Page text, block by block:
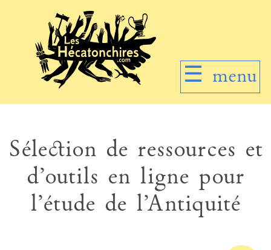
☰ menu
Sélection de ressources et
d’outils en ligne pour
l’étude de l’Antiquité